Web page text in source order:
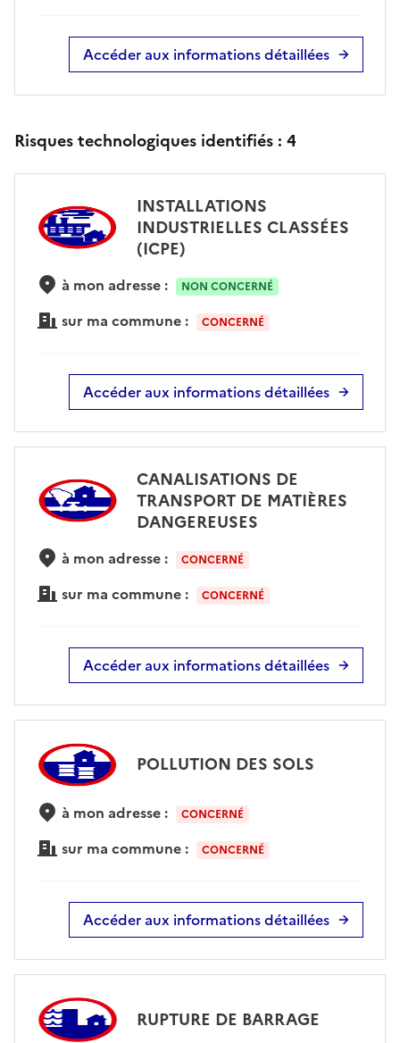
Accéder aux informations détaillées
Risques technologiques identifiés : 4
INSTALLATIONS
INDUSTRIELLES CLASSÉES
(ICPE)
à mon adresse : NON CONCERNÉ
sur ma commune : CONCERNÉ
Accéder aux informations détaillées
CANALISATIONS DE
TRANSPORT DE MATIÈRES
DANGEREUSES
à mon adresse : CONCERNÉ
sur ma commune : CONCERNÉ
Accéder aux informations détaillées
POLLUTION DES SOLS
à mon adresse : CONCERNÉ
sur ma commune : CONCERNÉ
Accéder aux informations détaillées
RUPTURE DE BARRAGE